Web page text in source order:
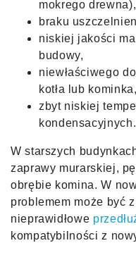
mokrego drewna),
braku
niskiej jakości
budowy,
niewłaściwego
kotła lub kominka,
zbyt niskiej
kondensacyjnych.
W starszych
zaprawy murarskiej,
obrębie komina. W
problemem może być
nieprawidłowe
kompatybilności z